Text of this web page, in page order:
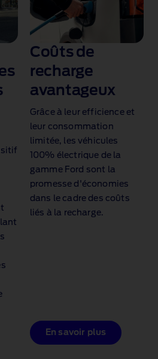
Coûts de
recharge
avantageux
Grâce à leur efficience et
leur consommation
limitée, les véhicules
100% électrique de la
gamme Ford sont la
promesse d'économies
dans le cadre des coûts
liés à la recharge.
En savoir plus